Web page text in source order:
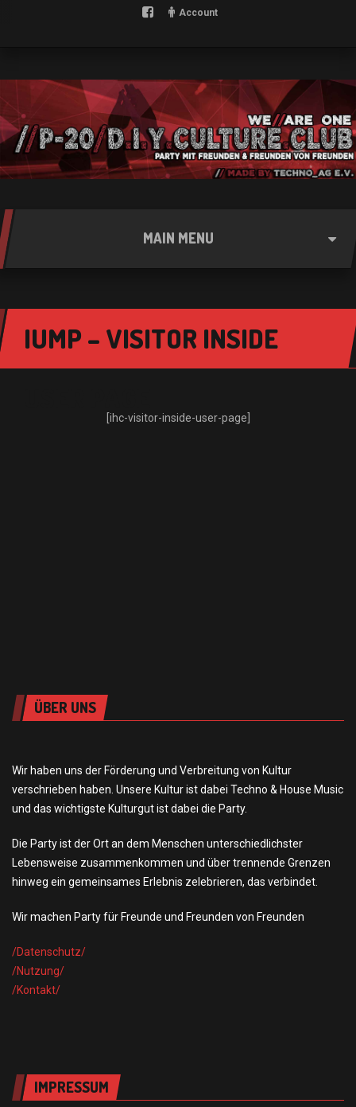
Account
MAIN MENU
IUMP – VISITOR INSIDE
[ihc-visitor-inside-user-page]
ÜBER UNS
Wir haben uns der Förderung und Verbreitung von Kultur
verschrieben haben. Unsere Kultur ist dabei Techno & House Music
und das wichtigste Kulturgut ist dabei die Party.
Die Party ist der Ort an dem Menschen unterschiedlichster
Lebensweise zusammenkommen und über trennende Grenzen
hinweg ein gemeinsames Erlebnis zelebrieren, das verbindet.
Wir machen Party für Freunde und Freunden von Freunden
/Datenschutz/
/Nutzung/
/Kontakt/
IMPRESSUM